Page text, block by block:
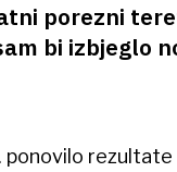
porezni
bi izbjeglo
rezultate